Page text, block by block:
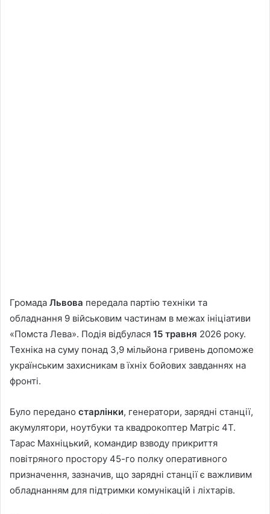
Громада Львова передала партію техніки та
обладнання 9 військовим частинам в межах ініціативи
«Помста Лева». Подія відбулася 15 травня 2026 року.
Техніка на суму понад 3,9 мільйона гривень допоможе
українським захисникам в їхніх бойових завданнях на
фронті.
Було передано старлінки, генератори, зарядні станції,
акумулятори, ноутбуки та квадрокоптер Матріс 4Т.
Тарас Махніцький, командир взводу прикриття
повітряного простору 45-го полку оперативного
призначення, зазначив, що зарядні станції є важливим
обладнанням для підтримки комунікацій і ліхтарів.